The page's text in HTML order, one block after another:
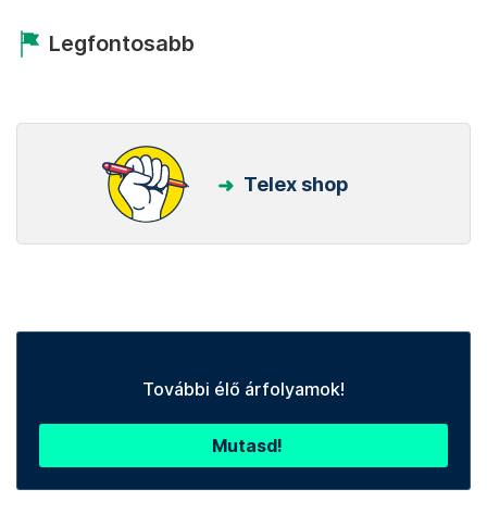
Legfontosabb
Telex shop
További élő árfolyamok!
Mutasd!